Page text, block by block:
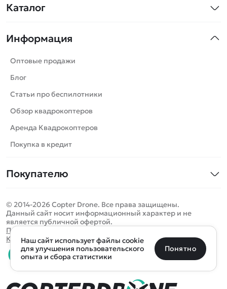
Каталог
Машинки
Танки
Вертолеты
Катера
Роботы
Самолеты
Сборные модели
Спецтехника
Игрушки
Запчасти для моделей
Бренды
Информация
Оптовые продажи
Блог
Статьи про беспилотники
Обзор квадрокоптеров
Аренда Квадрокоптеров
Покупка в кредит
Покупателю
Оплата и доставка
Помощь
Отследить заказ
Оплата на сайте
© 2014-2026 Copter Drone. Все права защищены.
Данный сайт носит информационный характер и не
является публичной офертой.
Политика конфиденциальности
Карта сайта
0 товаров Очистить
Определить местоположение
Санкт-Петербург Москва Майкоп Уфа
Все подборки
Наш сайт использует файлы cookie
для улучшения пользовательского
опыта и сбора статистики
Понятно